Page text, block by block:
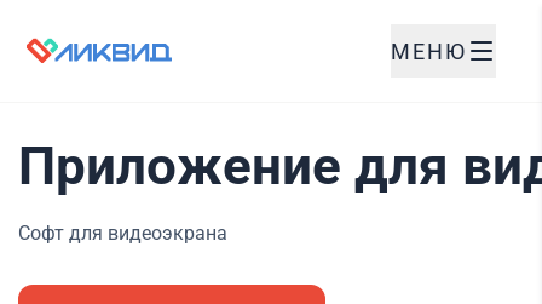
МЕНЮ
Приложение для
Софт для видеоэкрана